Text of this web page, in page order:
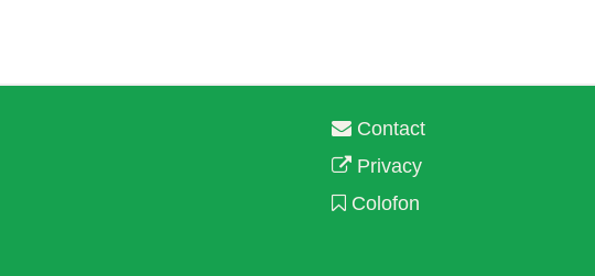
Contact
Privacy
Colofon